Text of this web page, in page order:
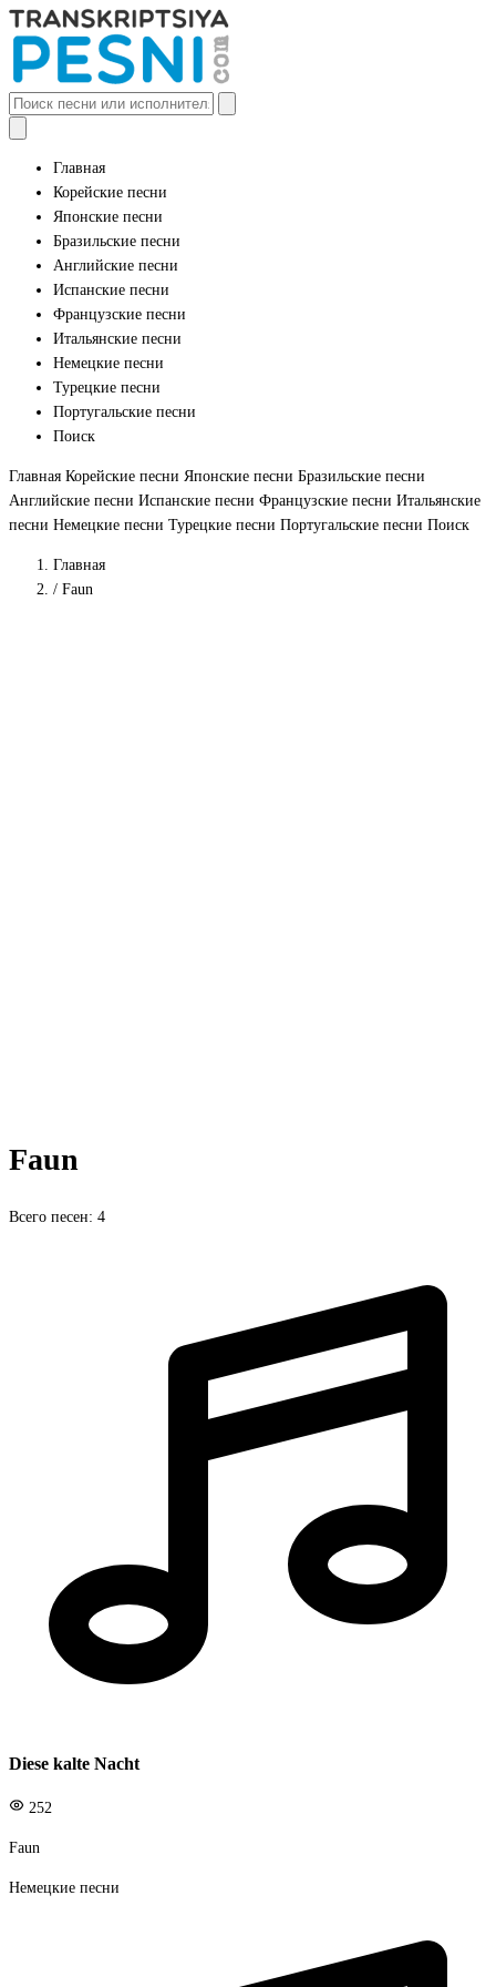
Главная
Корейские песни
Японские песни
Бразильские песни
Английские песни
Испанские песни
Французские песни
Итальянские песни
Немецкие песни
Турецкие песни
Португальские песни
Поиск
Главная Корейские песни Японские песни Бразильские песни
Английские песни Испанские песни Французские песни Итальянские
песни Немецкие песни Турецкие песни Португальские песни Поиск
Главная
/ Faun
Faun
Всего песен: 4
Diese kalte Nacht
252
Faun
Немецкие песни